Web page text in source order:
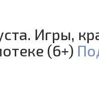
Игры,
(6+)